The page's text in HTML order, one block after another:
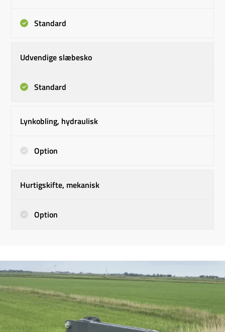
Standard
Udvendige slæbesko
Standard
Lynkobling, hydraulisk
Option
Hurtigskifte, mekanisk
Option